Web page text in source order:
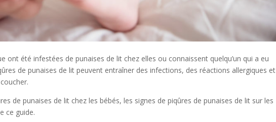
ont été infestées de punaises de lit chez elles ou connaissent quelqu’un qui a eu
de punaises de lit peuvent entraîner des infections, des réactions allergiques et
de punaises de lit chez les bébés, les signes de piqûres de punaises de lit sur les
ce guide.